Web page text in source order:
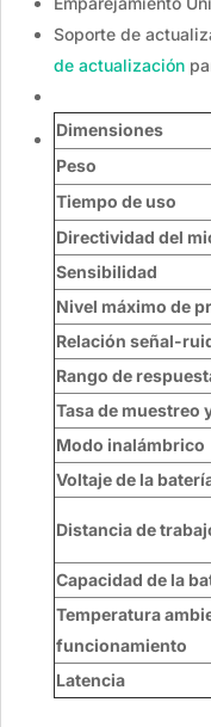
Soporte de
de actualización
Dimensiones
Peso
Tiempo de uso
Directividad del
Sensibilidad
Nivel máximo de
Relación señal-
Rango de
Tasa de muestreo
Modo inalámbrico
Voltaje de la
Distancia de
Capacidad de la
Temperatura
funcionamiento
Latencia